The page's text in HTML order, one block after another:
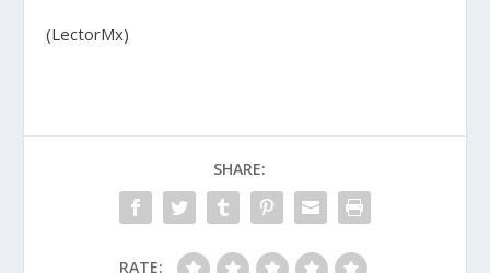
(LectorMx)
SHARE:
RATE: